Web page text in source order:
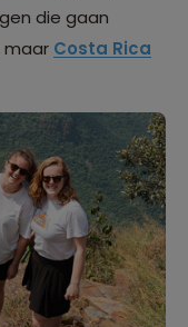
die gaan
maar Costa Rica